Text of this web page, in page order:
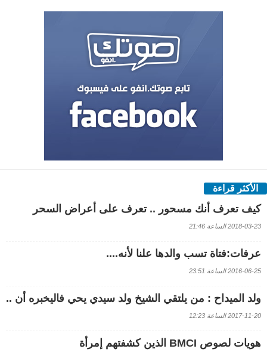
الأكثر قراءة
كيف تعرف أنك مسحور .. تعرف على أعراض السحر
2018-03-23 الساعة 21:46
عرفات:فتاة تسب والدها علنا لأنه....
2016-06-25 الساعة 23:51
ولد الميداح : من يلتقي الشيخ ولد سيدي يحي فاليخبره أن ..
2017-11-20 الساعة 12:23
هويات لصوص BMCI الذين كشفتهم إمرأة